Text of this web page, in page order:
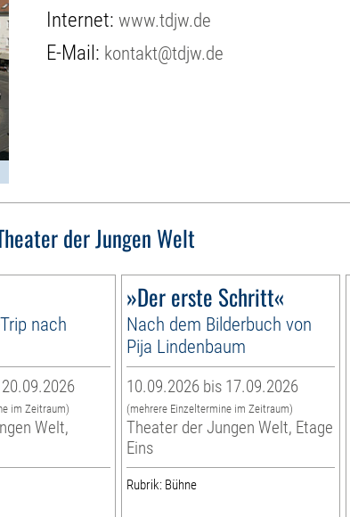
Internet:www.tdjw.de
E-Mail: kontakt@tdjw.de
der Jungen Welt
nach
im Zeitraum)
Welt,
»Der erste Schritt«
Nach dem Bilderbuch von
Pija Lindenbaum
10.09.2026 bis 17.09.2026
(mehrere Einzeltermine im Zeitraum)
Theater der Jungen Welt, Etage
Eins
Rubrik: Bühne